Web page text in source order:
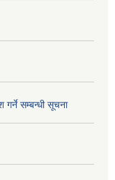
गर्ने सम्बन्धी सूचना